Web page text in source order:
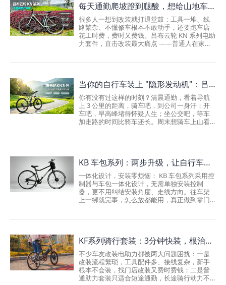
哪里，3 秒固定，不用打孔、不用螺丝、不用支
架。第三步，连 APP。 扫码下载 "吕布微动
力"，蓝牙自动连接，选好助力模式，开骑。不
用去车店，不用懂电路，不用调参数。 到手即
装，装完即骑。什么车能装？基本都能 轮径全
覆盖：12 寸到 29 寸、700c，山地车...
每天通勤爬坡蹬到腿酸，想给山地车加装电助力？
很多人一想到改装就打退堂鼓：工具一堆、线
路繁杂、不懂修车根本不敢动手，还要跑车店
花工时费，费时又费钱。吕布云轮 KN 系列电助
力套件，直击改装最大痛点 ——普通人在家就
车行的麻烦与手工费用。搭载智能助力系统，
提供 250W/350W 电机可选，满电最长续航可达
60km。日常城市通勤、周末山野骑行，上坡乏
力、长途疲惫的难题一键解决。 保留原车变
速、刹车结构，改装之后依旧是你熟悉的骑行
手感，助力随踩随有，兼顾骑行乐趣与省力需
当你的自行车装上 "隐形发动机"：吕布云轮 KN 系列，让每一次骑行都成为享受
你有没有过这样的时刻？清晨通勤，看着导航
上 3 公里的距离，骑车吧，到公司一身汗；开
车吧，早高峰堵得怀疑人生；坐公交吧，等车
加走路的时间比骑车还长。周末想骑车上山看
行可以这么轻松。不是电动车，是给你的腿装
了 "涡轮增压"很多人第一次听说电助力轮，第
一反应都是 "那不就是电动车吗？" 真的不一
样。电动车是你拧油门它就走，你只是个乘
客；而吕布云轮的电助力，是你蹬它才帮你，
你用多大劲，它就给你多大的助力。就像有个
KB 车包系列：两步升级，让自行车秒变电助力
一体化设计，安装零烦恼： KB 车包系列采用控
制器与车包一体化设计，无需单独安装控制
器，更不用纠结安装角度、走线方向。往车架
上一绑就完事，怎么放都能用，真正做到零门
途骑行选 7.8Ah 续航版，里程无忧。根据自己
的骑行需求，选装合适的版本就好。车包式美
学： 电池与车包融为一体，外观低调不突兀，
看不出改装痕迹。IP65 级防水防尘，雨天骑行
也安心。快拆结构，停车带走，防盗又省心。
两步安装：只需更换前轮...
KF系列骑行套装：3分钟快装，根治长途骑行痛点
不少车友改装电助力都被两大问题困扰：一是
改装流程繁琐，工具配件多、接线复杂，新手
根本不会装，找门店改装又费时费钱；二是普
通助力套装只适合短途通勤，长途骑行动力不